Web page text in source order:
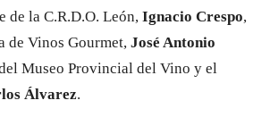
de la C.R.D.O. León, Ignacio Crespo,
de Vinos Gourmet, José Antonio
Museo Provincial del Vino y el
Álvarez.